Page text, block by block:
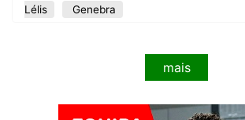
Lélis
Genebra
mais